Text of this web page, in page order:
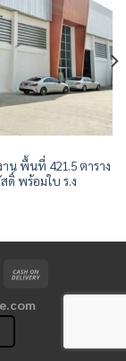
าน พื้นที่ 421.5 ตาราง
ดิ์ พร้อมใบ ร.ง